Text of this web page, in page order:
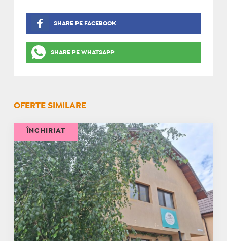
SHARE PE FACEBOOK
SHARE PE WHATSAPP
OFERTE SIMILARE
ÎNCHIRIAT